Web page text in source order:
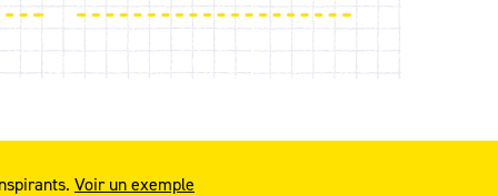
Voir un exemple